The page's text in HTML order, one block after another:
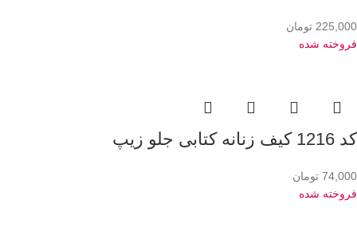
225,000 تومان
فروخته شده
کد 1216 کیف زنانه کتابی جلو زیپ
74,000 تومان
فروخته شده